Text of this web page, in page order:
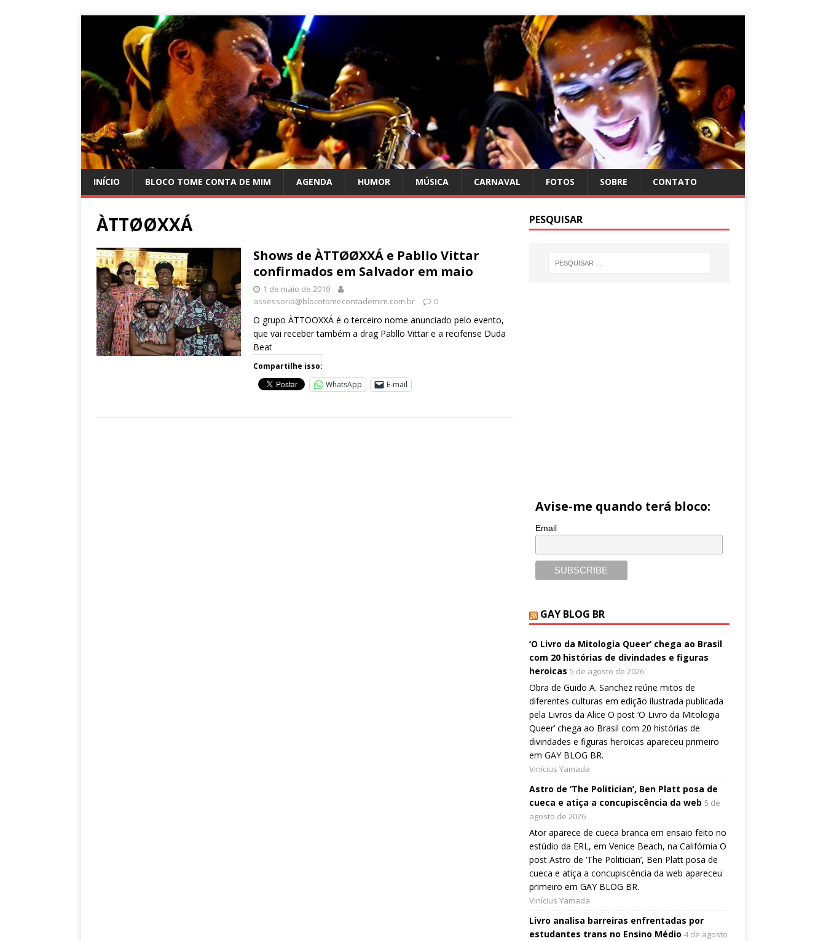
INÍCIO BLOCO TOME CONTA DE MIM AGENDA HUMOR MÚSICA CARNAVAL FOTOS SOBRE CONTATO
ÀTTØØXXÁ
Shows de ÀTTØØXXÁ e Pabllo Vittar
confirmados em Salvador em maio
1 de maio de 2019
assessoria@blocotomecontademim.com.br
0
O grupo ÀTTOOXXÁ é o terceiro nome anunciado pelo evento,
que vai receber também a drag Pabllo Vittar e a recifense Duda
Beat
Compartilhe isso:
WhatsApp
E-mail
PESQUISAR
Avise-me quando terá bloco:
Email
GAY BLOG BR
‘O Livro da Mitologia Queer’ chega ao Brasil
com 20 histórias de divindades e figuras
heroicas 5 de agosto de 2026
Obra de Guido A. Sanchez reúne mitos de
diferentes culturas em edição ilustrada publicada
pela Livros da Alice O post ‘O Livro da Mitologia
Queer’ chega ao Brasil com 20 histórias de
divindades e figuras heroicas apareceu primeiro
em GAY BLOG BR.
Vinícius Yamada
Astro de ‘The Politician’, Ben Platt posa de
cueca e atiça a concupiscência da web 5 de
agosto de 2026
Ator aparece de cueca branca em ensaio feito no
estúdio da ERL, em Venice Beach, na Califórnia O
post Astro de ‘The Politician’, Ben Platt posa de
cueca e atiça a concupiscência da web apareceu
primeiro em GAY BLOG BR.
Vinícius Yamada
Livro analisa barreiras enfrentadas por
estudantes trans no Ensino Médio 4 de agosto